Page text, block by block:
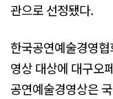
관으로 선정됐다.
한국공연예술경영
영상 대상에 대구오
공연예술경영상은